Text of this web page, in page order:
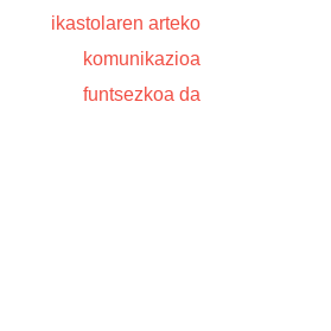
ikastolaren arteko
komunikazioa
funtsezkoa da